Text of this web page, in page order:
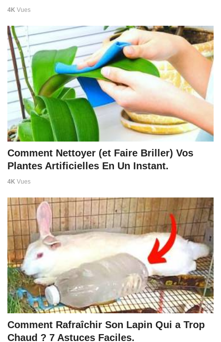
4K Vues
Comment Nettoyer (et Faire Briller) Vos
Plantes Artificielles En Un Instant.
4K Vues
Comment Rafraîchir Son Lapin Qui a Trop
Chaud ? 7 Astuces Faciles.